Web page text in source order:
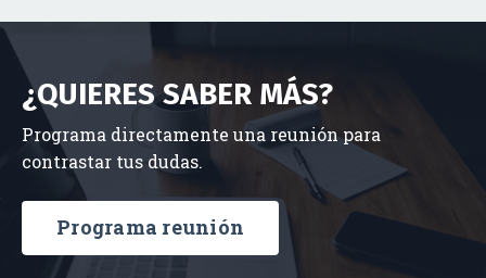
¿QUIERES SABER MÁS?
Programa directamente una reunión para
contrastar tus dudas.
Programa reunión